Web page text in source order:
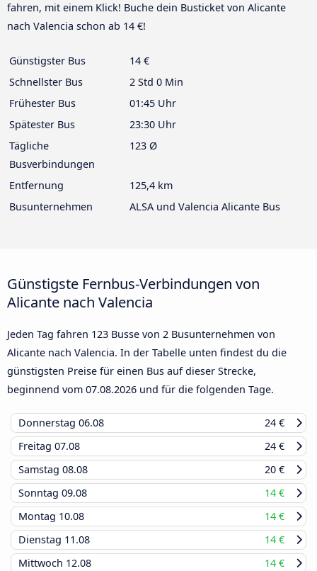
fahren, mit einem Klick! Buche dein Busticket von Alicante
nach Valencia schon ab 14 €!
Günstigster Bus
14 €
Schnellster Bus
2 Std 0 Min
Frühester Bus
01:45 Uhr
Spätester Bus
23:30 Uhr
Tägliche
Busverbindungen
123 Ø
Entfernung
125,4 km
Busunternehmen
ALSA und Valencia Alicante Bus
Günstigste Fernbus-Verbindungen von
Alicante nach Valencia
Jeden Tag fahren 123 Busse von 2 Busunternehmen von
Alicante nach Valencia. In der Tabelle unten findest du die
günstigsten Preise für einen Bus auf dieser Strecke,
beginnend vom 07.08.2026 und für die folgenden Tage.
Donnerstag 06.08
24 €
Freitag 07.08
24 €
Samstag 08.08
20 €
Sonntag 09.08
14 €
Montag 10.08
14 €
Dienstag 11.08
14 €
Mittwoch 12.08 14 €